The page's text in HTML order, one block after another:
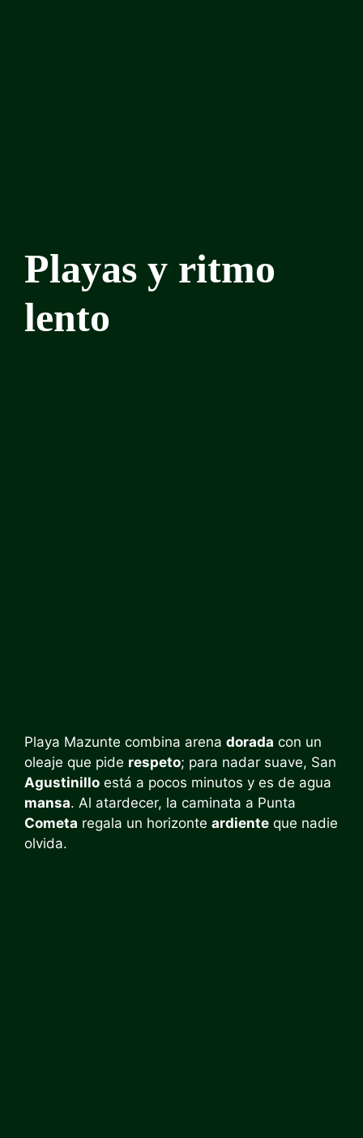
Playas y ritmo
lento
Playa Mazunte combina arena dorada con un
oleaje que pide respeto; para nadar suave, San
Agustinillo está a pocos minutos y es de agua
mansa. Al atardecer, la caminata a Punta
Cometa regala un horizonte ardiente que nadie
olvida.